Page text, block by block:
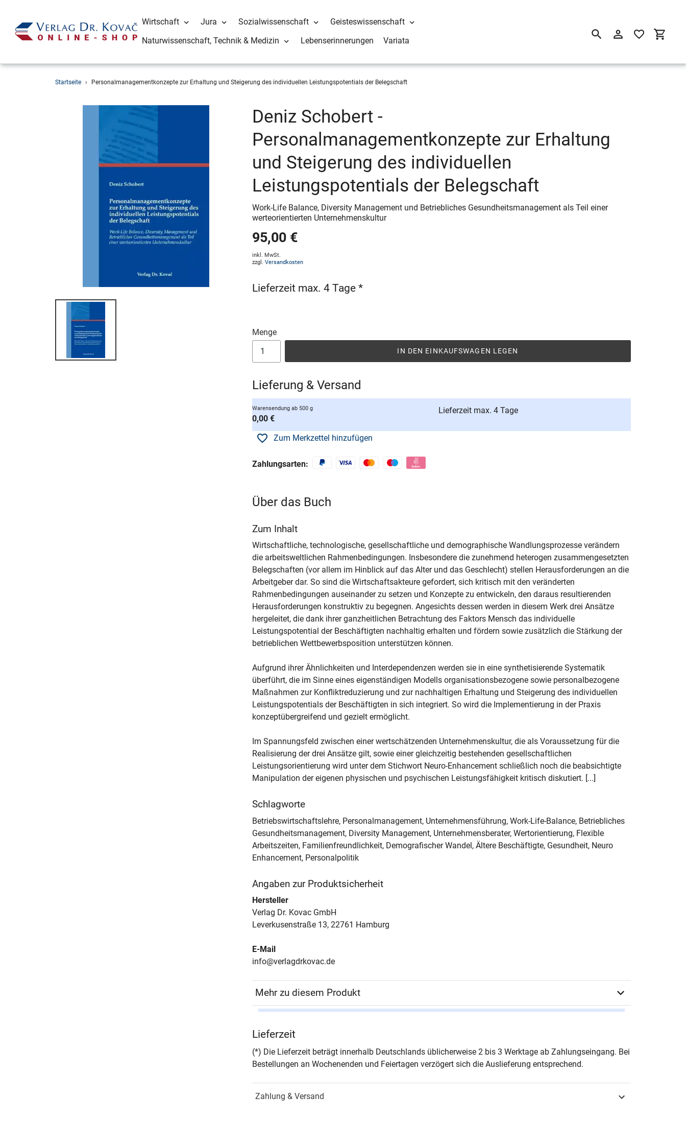
Wirtschaft Jura Sozialwissenschaft
Geisteswissenschaft
Naturwissenschaft, Technik & Medizin
Lebenserinnerungen Variata SuchenEinloggen
Startseite › Personalmanagementkonzepte zur Erhaltung und Steigerung des individuellen Leistungspotentials der Belegschaft
Deniz Schobert -
Personalmanagementkonzepte zur Erhaltung
und Steigerung des individuellen
Leistungspotentials der Belegschaft
Work-Life Balance, Diversity Management und Betriebliches Gesundheitsmanagement als Teil einer
werteorientierten Unternehmenskultur
95,00 €
inkl. MwSt.
zzgl. Versandkosten
Lieferzeit max. 4 Tage *
Menge
IN DEN EINKAUFSWAGEN LEGEN
Lieferung & Versand
Warensendung ab 500 g
0,00 €
Lieferzeit max. 4 Tage
Zum Merkzettel hinzufügen
Zahlungsarten:
Über das Buch
Zum Inhalt
Wirtschaftliche, technologische, gesellschaftliche und demographische Wandlungsprozesse verändern
die arbeitsweltlichen Rahmenbedingungen. Insbesondere die zunehmend heterogen zusammengesetzten
Belegschaften (vor allem im Hinblick auf das Alter und das Geschlecht) stellen Herausforderungen an die
Arbeitgeber dar. So sind die Wirtschaftsakteure gefordert, sich kritisch mit den veränderten
Rahmenbedingungen auseinander zu setzen und Konzepte zu entwickeln, den daraus resultierenden
Herausforderungen konstruktiv zu begegnen. Angesichts dessen werden in diesem Werk drei Ansätze
hergeleitet, die dank ihrer ganzheitlichen Betrachtung des Faktors Mensch das individuelle
Leistungspotential der Beschäftigten nachhaltig erhalten und fördern sowie zusätzlich die Stärkung der
betrieblichen Wettbewerbsposition unterstützen können.
Aufgrund ihrer Ähnlichkeiten und Interdependenzen werden sie in eine synthetisierende Systematik
überführt, die im Sinne eines eigenständigen Modells organisationsbezogene sowie personalbezogene
Maßnahmen zur Konfliktreduzierung und zur nachhaltigen Erhaltung und Steigerung des individuellen
Leistungspotentials der Beschäftigten in sich integriert. So wird die Implementierung in der Praxis
konzeptübergreifend und gezielt ermöglicht.
Im Spannungsfeld zwischen einer wertschätzenden Unternehmenskultur, die als Voraussetzung für die
Realisierung der drei Ansätze gilt, sowie einer gleichzeitig bestehenden gesellschaftlichen
Leistungsorientierung wird unter dem Stichwort Neuro-Enhancement schließlich noch die beabsichtigte
Manipulation der eigenen physischen und psychischen Leistungsfähigkeit kritisch diskutiert. [...]
Schlagworte
Betriebswirtschaftslehre, Personalmanagement, Unternehmensführung, Work-Life-Balance, Betriebliches
Gesundheitsmanagement, Diversity Management, Unternehmensberater, Wertorientierung, Flexible
Arbeitszeiten, Familienfreundlichkeit, Demografischer Wandel, Ältere Beschäftigte, Gesundheit, Neuro
Enhancement, Personalpolitik
Angaben zur Produktsicherheit
Hersteller
Verlag Dr. Kovac GmbH
Leverkusenstraße 13, 22761 Hamburg
E-Mail
info@verlagdrkovac.de
Mehr zu diesem Produkt
Seiten 372
ISBN
Lieferzeit
(*) Die Lieferzeit beträgt innerhalb Deutschlands üblicherweise 2 bis 3 Werktage ab Zahlungseingang. Bei
Bestellungen an Wochenenden und Feiertagen verzögert sich die Auslieferung entsprechend.
Zahlung & Versand